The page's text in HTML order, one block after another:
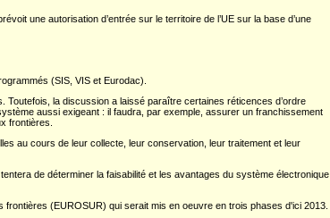
une autorisation d’entrée sur le territoire de l’UE sur la base d’une
(SIS, VIS et Eurodac).
la discussion a laissé paraître certaines réticences d’ordre
aussi exigeant : il faudra, par exemple, assurer un franchissement
frontières.
au cours de leur collecte, leur conservation, leur traitement et leur
de déterminer la faisabilité et les avantages du système électronique
(EUROSUR) qui serait mis en oeuvre en trois phases d'ici 2013.